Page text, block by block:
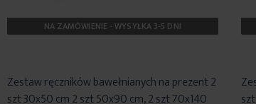
NA ZAMÓWIENIE - WYSYŁKA 3-5 DNI
Zestaw ręczników bawełnianych na prezent 2
szt 30x50 cm 2 szt 50x90 cm, 2 szt 70x140